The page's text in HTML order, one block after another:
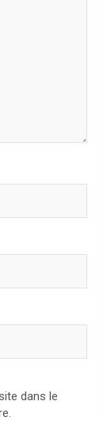
dans le